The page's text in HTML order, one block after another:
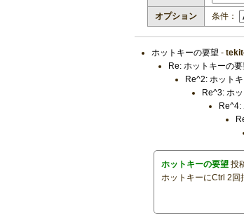
オプション 条件：
ホットキーの要望 -
Re: ホットキーの要
Re^2: ホット
Re^3: ホ
Re^4:
ホットキーの要望 投
ホットキーにCtrl 2回